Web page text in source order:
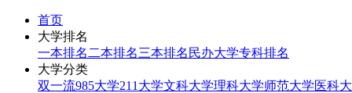
首页
大学排名
一本排名 二本排名三本排名 民办大学专科排名
大学分类
双一流985大学211大学文科大学理科大学师范大学医科